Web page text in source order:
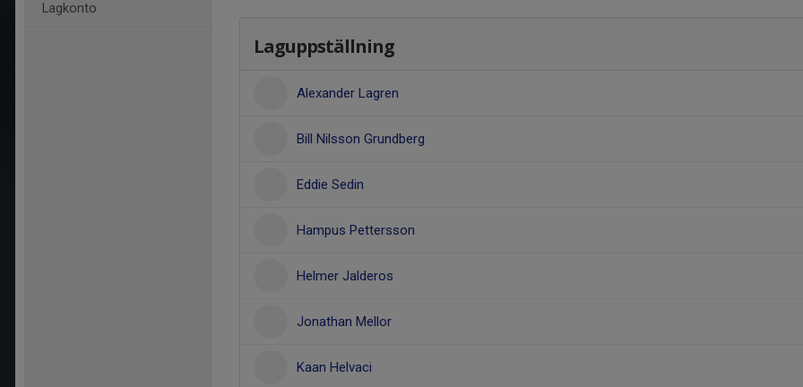
Lagkonto
Laguppställning
Alexander Lagren
Bill Nilsson Grundberg
Eddie Sedin
Hampus Pettersson
Helmer Jalderos
Jonathan Mellor
Kaan Helvaci